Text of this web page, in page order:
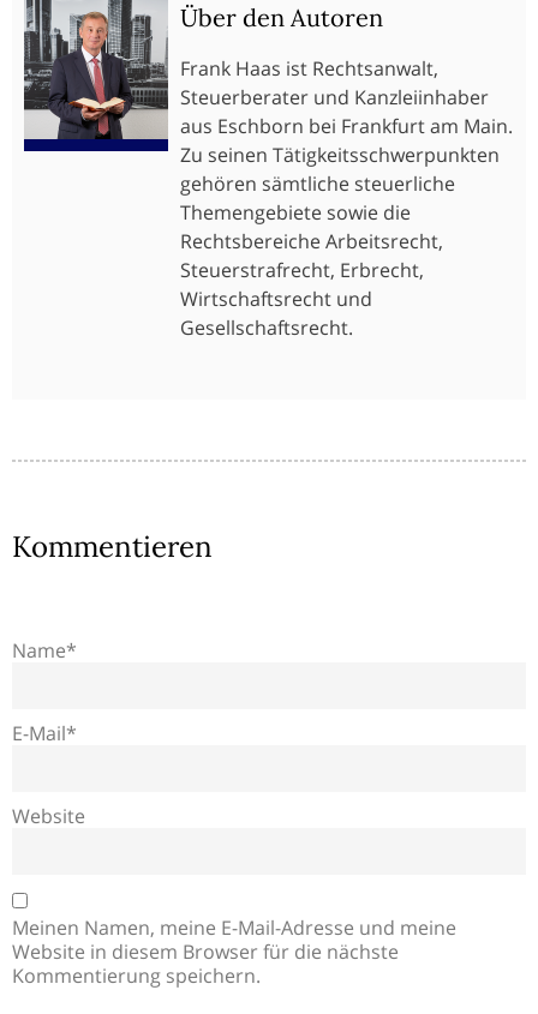
Über den Autoren
Frank Haas ist Rechtsanwalt,
Steuerberater und Kanzleiinhaber
aus Eschborn bei Frankfurt am Main.
Zu seinen Tätigkeitsschwerpunkten
gehören sämtliche steuerliche
Themengebiete sowie die
Rechtsbereiche Arbeitsrecht,
Steuerstrafrecht, Erbrecht,
Wirtschaftsrecht und
Gesellschaftsrecht.
Kommentieren
Name*
E-Mail*
Website
Meinen Namen, meine E-Mail-Adresse und meine
Website in diesem Browser für die nächste
Kommentierung speichern.